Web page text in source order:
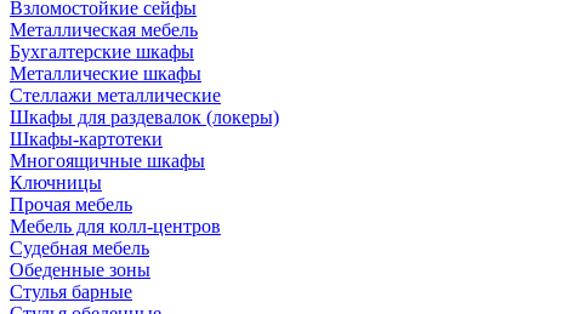
Взломостойкие сейфы
Металлическая мебель
Бухгалтерские шкафы
Металлические шкафы
Стеллажи металлические
Шкафы для раздевалок (локеры)
Шкафы-картотеки
Многоящичные шкафы
Ключницы
Прочая мебель
Мебель для колл-центров
Судебная мебель
Обеденные зоны
Стулья барные